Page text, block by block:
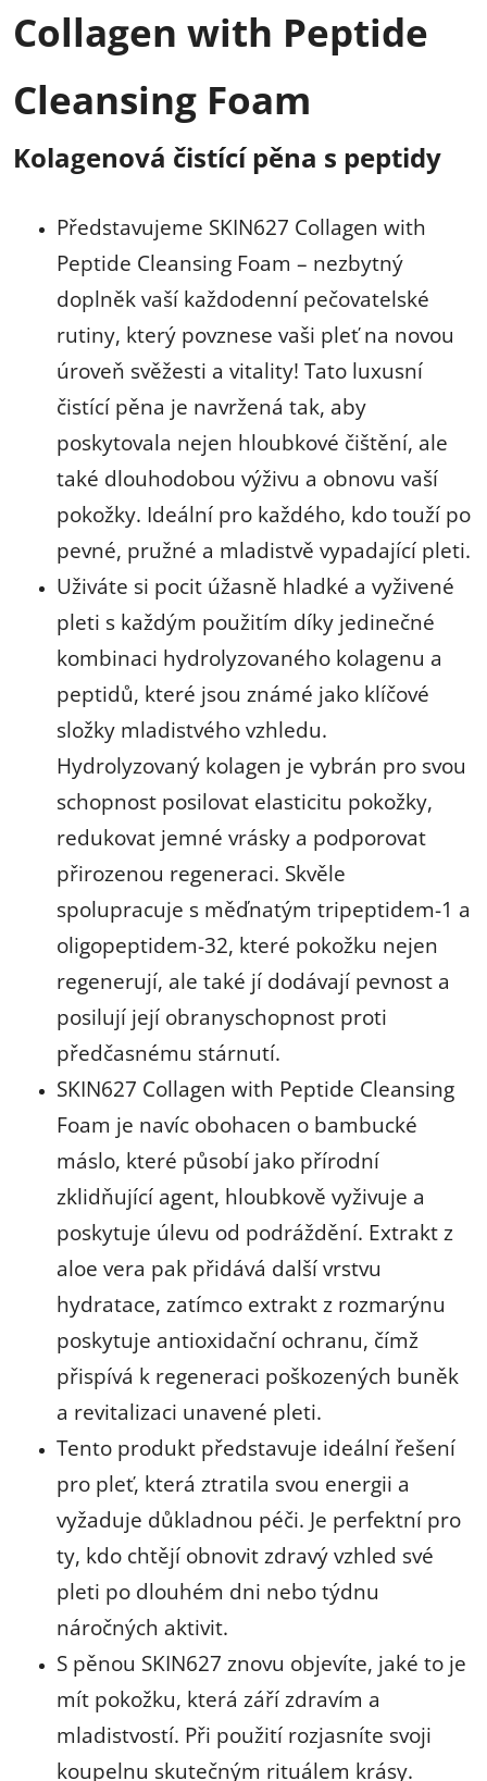
Collagen with Peptide
Cleansing Foam
Kolagenová čistící pěna s peptidy
Představujeme SKIN627 Collagen with
Peptide Cleansing Foam – nezbytný
doplněk vaší každodenní pečovatelské
rutiny, který povznese vaši pleť na novou
úroveň svěžesti a vitality! Tato luxusní
čistící pěna je navržená tak, aby
poskytovala nejen hloubkové čištění, ale
také dlouhodobou výživu a obnovu vaší
pokožky. Ideální pro každého, kdo touží po
pevné, pružné a mladistvě vypadající pleti.
Uživáte si pocit úžasně hladké a vyživené
pleti s každým použitím díky jedinečné
kombinaci hydrolyzovaného kolagenu a
peptidů, které jsou známé jako klíčové
složky mladistvého vzhledu.
Hydrolyzovaný kolagen je vybrán pro svou
schopnost posilovat elasticitu pokožky,
redukovat jemné vrásky a podporovat
přirozenou regeneraci. Skvěle
spolupracuje s měďnatým tripeptidem-1 a
oligopeptidem-32, které pokožku nejen
regenerují, ale také jí dodávají pevnost a
posilují její obranyschopnost proti
předčasnému stárnutí.
SKIN627 Collagen with Peptide Cleansing
Foam je navíc obohacen o bambucké
máslo, které působí jako přírodní
zklidňující agent, hloubkově vyživuje a
poskytuje úlevu od podráždění. Extrakt z
aloe vera pak přidává další vrstvu
hydratace, zatímco extrakt z rozmarýnu
poskytuje antioxidační ochranu, čímž
přispívá k regeneraci poškozených buněk
a revitalizaci unavené pleti.
Tento produkt představuje ideální řešení
pro pleť, která ztratila svou energii a
vyžaduje důkladnou péči. Je perfektní pro
ty, kdo chtějí obnovit zdravý vzhled své
pleti po dlouhém dni nebo týdnu
náročných aktivit.
S pěnou SKIN627 znovu objevíte, jaké to je
mít pokožku, která září zdravím a
mladistvostí. Při použití rozjasníte svoji
koupelnu skutečným rituálem krásy.